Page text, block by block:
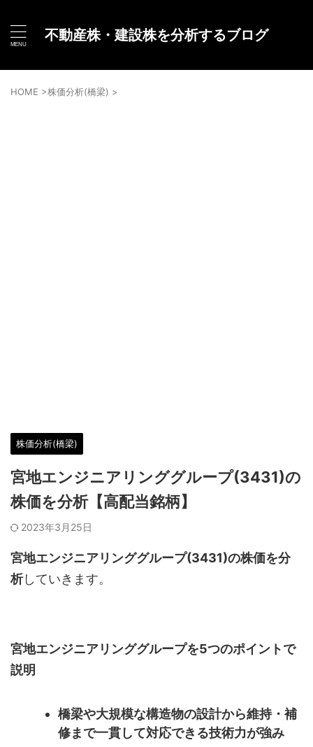
不動産株・建設株を分析するブログ
HOME >株価分析(橋梁) >
株価分析(橋梁)
宮地エンジニアリンググループ(3431)の
株価を分析【高配当銘柄】
2023年3月25日
宮地エンジニアリンググループ(3431)の株価を分
析していきます。
宮地エンジニアリンググループを5つのポイントで
説明
橋梁や大規模な構造物の設計から維持・補
修まで一貫して対応できる技術力が強み